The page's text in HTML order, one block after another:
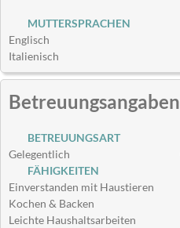
MUTTERSPRACHEN
Englisch
Italienisch
Betreuungsangaben
BETREUUNGSART
Gelegentlich
FÄHIGKEITEN
Einverstanden mit Haustieren
Kochen & Backen
Leichte Haushaltsarbeiten